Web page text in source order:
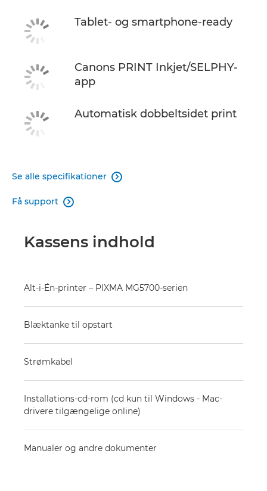
Tablet- og smartphone-ready
Canons PRINT Inkjet/SELPHY-
app
Automatisk dobbeltsidet print
Se alle specifikationer 
Få support 
Kassens indhold
Alt-i-Én-printer – PIXMA MG5700-serien
Blæktanke til opstart
Strømkabel
Installations-cd-rom (cd kun til Windows - Mac-
drivere tilgængelige online)
Manualer og andre dokumenter